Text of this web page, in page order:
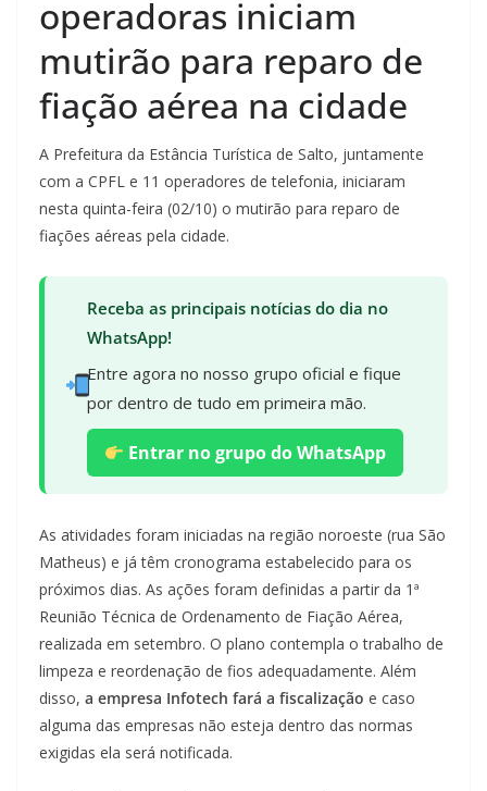
operadoras iniciam
mutirão para reparo de
fiação aérea na cidade
A Prefeitura da Estância Turística de Salto, juntamente
com a CPFL e 11 operadores de telefonia, iniciaram
nesta quinta-feira (02/10) o mutirão para reparo de
fiações aéreas pela cidade.
Receba as principais notícias do dia no
WhatsApp!
Entre agora no nosso grupo oficial e fique
por dentro de tudo em primeira mão.
Entrar no grupo do WhatsApp
As atividades foram iniciadas na região noroeste (rua São
Matheus) e já têm cronograma estabelecido para os
próximos dias. As ações foram definidas a partir da 1ª
Reunião Técnica de Ordenamento de Fiação Aérea,
realizada em setembro. O plano contempla o trabalho de
limpeza e reordenação de fios adequadamente. Além
disso, a empresa Infotech fará a fiscalização e caso
alguma das empresas não esteja dentro das normas
exigidas ela será notificada.